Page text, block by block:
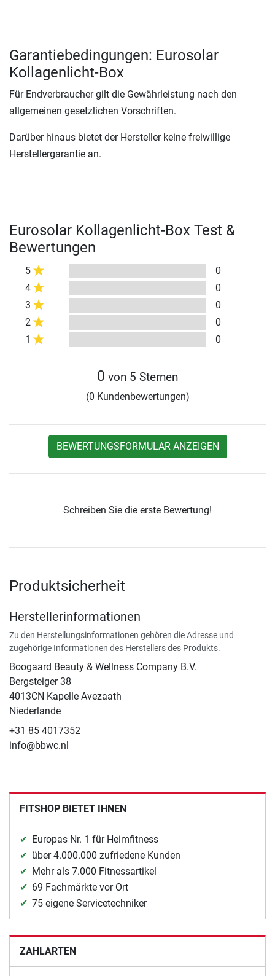
Garantiebedingungen: Eurosolar
Kollagenlicht-Box
Für Endverbraucher gilt die Gewährleistung nach den
allgemeinen gesetzlichen Vorschriften.
Darüber hinaus bietet der Hersteller keine freiwillige
Herstellergarantie an.
Eurosolar Kollagenlicht-Box Test &
Bewertungen
5
0
4
0
3
0
2
0
1
0
0 von 5 Sternen
(0 Kundenbewertungen)
BEWERTUNGSFORMULAR ANZEIGEN
Schreiben Sie die erste Bewertung!
Produktsicherheit
Herstellerinformationen
Zu den Herstellungsinformationen gehören die Adresse und
zugehörige Informationen des Herstellers des Produkts.
Boogaard Beauty & Wellness Company B.V.
Bergsteiger 38
4013CN Kapelle Avezaath
Niederlande
+31 85 4017352
info@bbwc.nl
FITSHOP BIETET IHNEN
Europas Nr. 1 für Heimfitness
über 4.000.000 zufriedene Kunden
Mehr als 7.000 Fitnessartikel
69 Fachmärkte vor Ort
75 eigene Servicetechniker
ZAHLARTEN